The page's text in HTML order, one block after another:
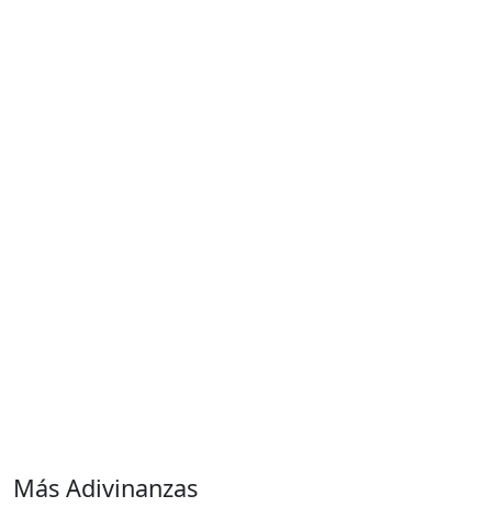
Más Adivinanzas